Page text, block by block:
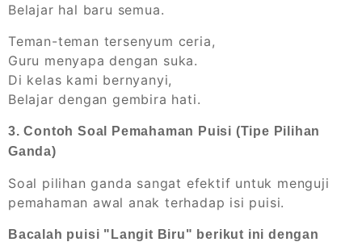
Belajar hal baru semua.
Teman-teman tersenyum ceria,
Guru menyapa dengan suka.
Di kelas kami bernyanyi,
Belajar dengan gembira hati.
3. Contoh Soal Pemahaman Puisi (Tipe Pilihan
Ganda)
Soal pilihan ganda sangat efektif untuk menguji
pemahaman awal anak terhadap isi puisi.
Bacalah puisi "Langit Biru" berikut ini dengan